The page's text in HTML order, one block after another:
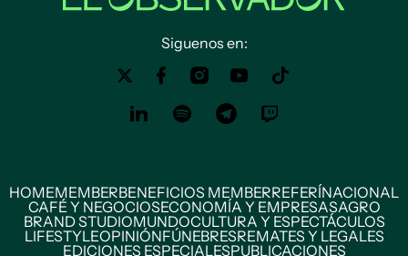
Siguenos en:
HOMEMEMBERBENEFICIOS MEMBERREFERÍNACIONAL
CAFÉ Y NEGOCIOSECONOMÍA Y EMPRESASAGRO
BRAND STUDIOMUNDOCULTURA Y ESPECTÁCULOS
LIFESTYLEOPINIÓNFÚNEBRESREMATES Y LEGALES
EDICIONES ESPECIALESPUBLICACIONES